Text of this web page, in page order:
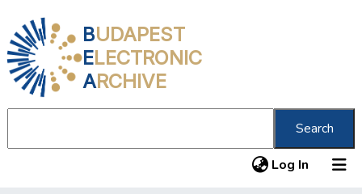
BUDAPEST
ELECTRONIC
ARCHIVE
Search
Log In (current)